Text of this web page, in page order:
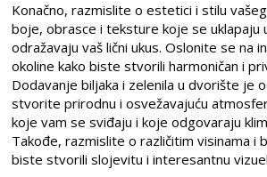
Konačno, razmislite o estetici i stilu
boje, obrasce i teksture koje se uklapaju
odražavaju vaš lični ukus. Oslonite se na
okoline kako biste stvorili harmoničan i
Dodavanje biljaka i zelenila u dvorište je
stvorite prirodnu i osvežavajuću
koje vam se sviđaju i koje odgovaraju
Takođe, razmislite o različitim visinama i
biste stvorili slojevitu i interesantnu